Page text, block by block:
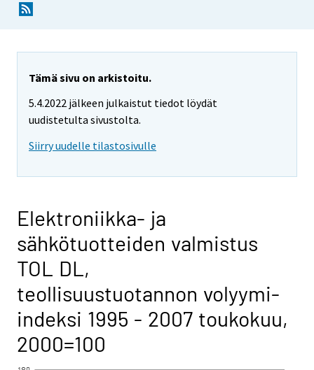
Tämä sivu on arkistoitu.
5.4.2022 jälkeen julkaistut tiedot löydät
uudistetulta sivustolta.
Siirry uudelle tilastosivulle
Elektroniikka- ja
sähkötuotteiden valmistus
TOL DL,
teollisuustuotannon volyymi-
indeksi 1995 - 2007 toukokuu,
2000=100